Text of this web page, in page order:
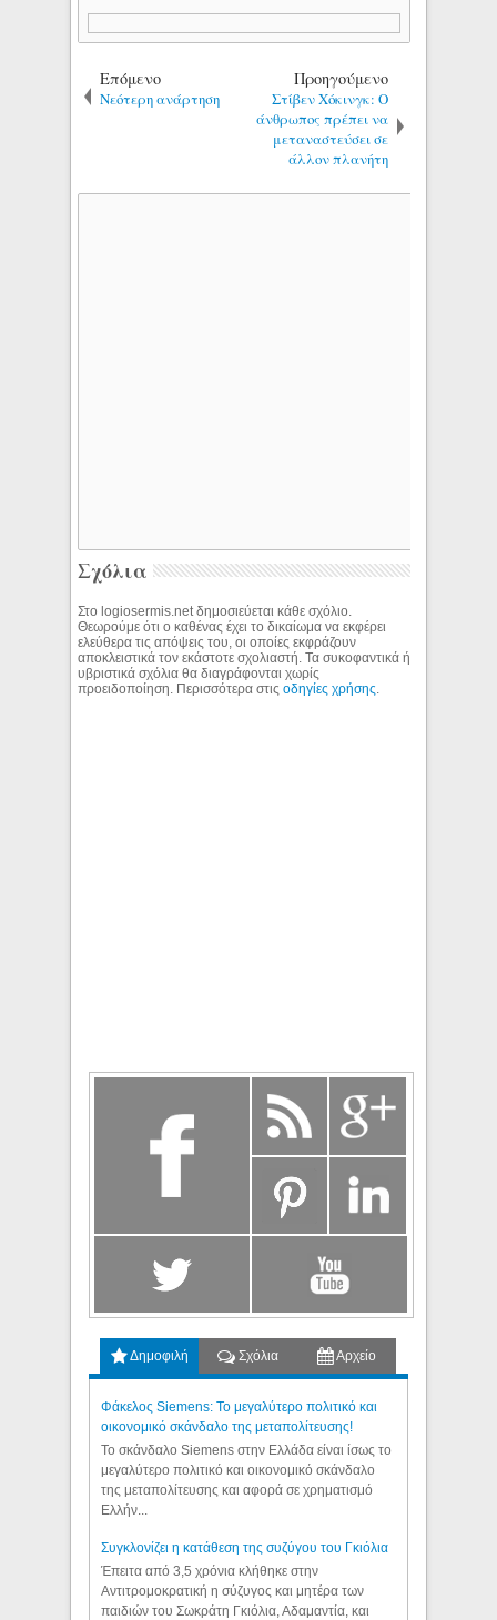
Επόμενο
Νεότερη ανάρτηση
Προηγούμενο
Στίβεν Χόκινγκ: Ο
άνθρωπος πρέπει να
μεταναστεύσει σε
άλλον πλανήτη
Σχόλια
Στο logiosermis.net δημοσιεύεται κάθε σχόλιο.
Θεωρούμε ότι ο καθένας έχει το δικαίωμα να εκφέρει
ελεύθερα τις απόψεις του, οι οποίες εκφράζουν
αποκλειστικά τον εκάστοτε σχολιαστή. Τα συκοφαντικά ή
υβριστικά σχόλια θα διαγράφονται χωρίς
προειδοποίηση. Περισσότερα στιςοδηγίες χρήσης
Δημοφιλή Σχόλια Αρχείο
Φάκελος Siemens: Το μεγαλύτερο πολιτικό και
οικονομικό σκάνδαλο της μεταπολίτευσης!
Το σκάνδαλο Siemens στην Ελλάδα είναι ίσως το
μεγαλύτερο πολιτικό και οικονομικό σκάνδαλο
της μεταπολίτευσης και αφορά σε χρηματισμό
Ελλήν...
Συγκλονίζει η κατάθεση της συζύγου του Γκιόλια
Έπειτα από 3,5 χρόνια κλήθηκε στην
Αντιτρομοκρατική η σύζυγος και μητέρα των
παιδιών του Σωκράτη Γκιόλια, Αδαμαντία, και